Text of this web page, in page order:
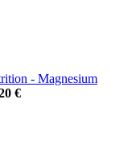
- Magnesium
€